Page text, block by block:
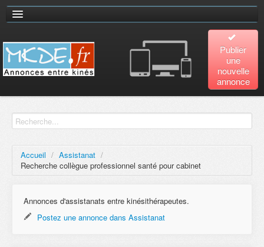
Publier
une
nouvelle
annonce
Accueil / Assistanat /
Recherche collègue professionnel santé pour cabinet
Annonces d'assistanats entre kinésithérapeutes.
Postez une annonce dans Assistanat